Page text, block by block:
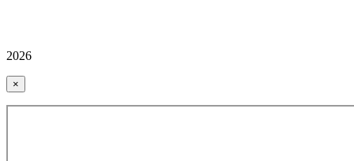
2026
×